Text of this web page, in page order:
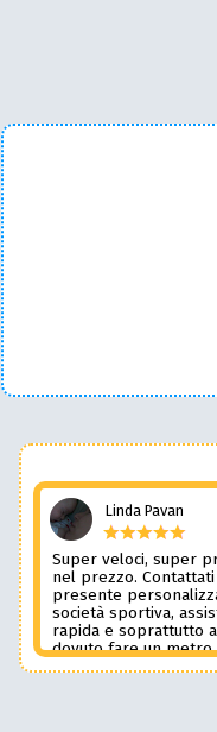
Linda Pavan
Super veloci, super
nel prezzo.
presente
società sportiva,
rapida e soprattutto
dovuto fare un
prodotto desiderato.